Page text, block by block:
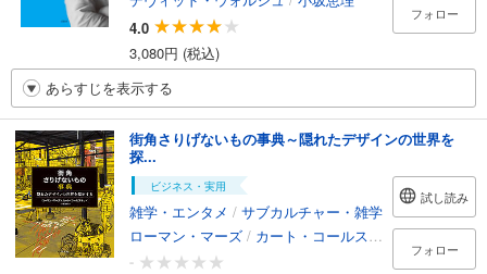
4.0
3,080円 (税込)
フォロー
あらすじを表示する
街角さりげないもの事典～隠れたデザインの世界を
探...
ビジネス・実用
雑学・エンタメ / サブカルチャー・雑学
ローマン・マーズ / カート・コールステッド /小坂恵理
-
試し読み
フォロー